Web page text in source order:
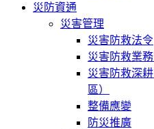
災防資通
災害管理
災害防救法令
災害防救業
災害防救深
區）
整備應變
防災推廣